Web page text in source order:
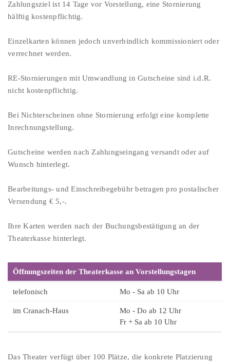
Zahlungsziel ist 14 Tage vor Vorstellung, eine Stornierung
hälftig kostenpflichtig.
Einzelkarten können jedoch unverbindlich kommissioniert oder
verrechnet werden.
RE-Stornierungen mit Umwandlung in Gutscheine sind i.d.R.
nicht kostenpflichtig.
Bei Nichterscheinen ohne Stornierung erfolgt eine komplette
Inrechnungstellung.
Gutscheine werden nach Zahlungseingang versandt oder auf
Wunsch hinterlegt.
Bearbeitungs- und Einschreibegebühr betragen pro postalischer
Versendung € 5,-.
Ihre Karten werden nach der Buchungsbestätigung an der
Theaterkasse hinterlegt.
Öffnungszeiten der Theaterkasse an Vorstellungstagen
telefonisch Mo - Sa ab 10 Uhr
im Cranach-Haus
Mo - Do ab 12 Uhr
Fr + Sa ab 10 Uhr
Das Theater verfügt über 100 Plätze, die konkrete Platzierung